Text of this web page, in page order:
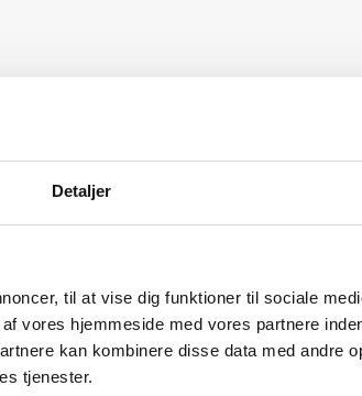
Detaljer
til at vise dig funktioner til sociale
vores hjemmeside med vores partnere
kan kombinere disse data med andre
tjenester.